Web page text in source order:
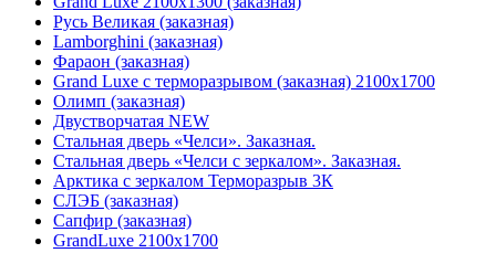
Русь Великая (заказная)
Lamborghini (заказная)
Фараон (заказная)
Grand Luxe с терморазрывом (заказная) 2100х1700
Олимп (заказная)
Двустворчатая NEW
Стальная дверь «Челси». Заказная.
Стальная дверь «Челси с зеркалом». Заказная.
Арктика с зеркалом Терморазрыв 3К
СЛЭБ (заказная)
Сапфир (заказная)
GrandLuxe 2100х1700